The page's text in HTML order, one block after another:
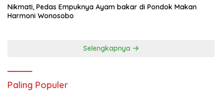
Nikmati, Pedas Empuknya Ayam bakar di Pondok Makan
Harmoni Wonosobo
Selengkapnya
Paling Populer